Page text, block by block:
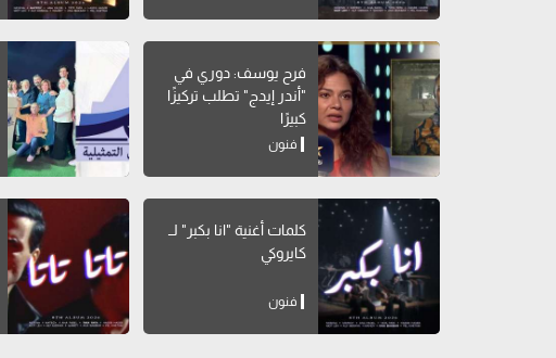
فرح يوسف: دوري في
"أندر إيدج" تطلب تركيزًا
كبيرًا
فنون
كلمات أغنية "انا بكبر" لــ
كايروكي
فنون